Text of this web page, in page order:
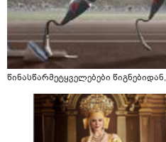
წინასწარმეტყველებები